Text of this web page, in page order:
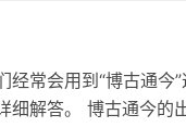
常会用到“博古通今”
细解答。 博古通今的